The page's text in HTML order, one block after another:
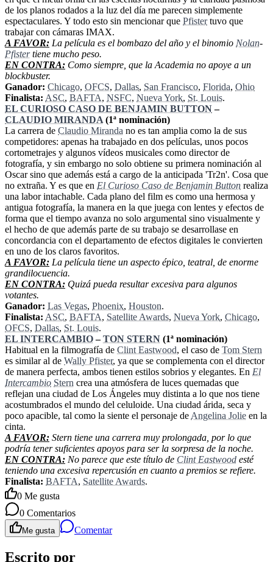
de los planos rodados a la luz del día me parecen simplemente
espectaculares. Y todo esto sin mencionar que Pfistertuvo que
trabajar con cámaras IMAX.
A FAVOR: La película es el bombazo del año y el binomio Nolan-
Pfistertiene mucho peso.
EN CONTRA: Como siempre, que la Academia no apoye a un
blockbuster.
Ganador: Chicago, OFCS, Dallas, San Francisco, Florida, Ohio
Finalista: ASC, BAFTA, NSFC, Nueva York, St. Louis.
EL CURIOSO CASO DE BENJAMIN BUTTON–
CLAUDIO MIRANDA (1ª nominación)
La carrera de Claudio Miranda no es tan amplia como la de sus
competidores: apenas ha trabajado en dos películas, unos pocos
cortometrajes y algunos vídeos musicales como director de
fotografía, y sin embargo no solo obtiene su primera nominación al
Oscar sino que además está a cargo de la anticipada 'Tr2n'. Cosa que
no extraña. Y es que en El Curioso Caso de Benjamin Button realiza
una labor intachable. Cada plano del film es como una hermosa y
antigua fotografía, la manera en la que juega con lentes y efectos de
forma que el tiempo avanza no solo argumental sino visualmente y
el hecho de que además parte de su trabajo se desarrollase en
concordancia con el departamento de efectos digitales le convierten
en uno de los claros favoritos.
A FAVOR: La película tiene un aspecto épico, teatral, de enorme
grandilocuencia.
EN CONTRA: Quizá pueda resultar excesiva para algunos
votantes.
Ganador: Las Vegas, Phoenix, Houston.
Finalista: ASC, BAFTA, Satellite Awards, Nueva York, Chicago,
OFCS, Dallas, St. Louis.
EL INTERCAMBIO–TON STERN (1ª nominación)
Habitual en la filmografía de Clint Eastwood, el caso de Tom Stern
es similar al de Wally Pfister, ya que se complementa con el director
de manera perfecta, ambos tienen estilos sobrios y elegantes. En El
Intercambio Stern crea una atmósfera de luces quemadas que
reflejan una ciudad de Los Ángeles muy distinta a lo que nos tiene
acostumbrados el mundo del celuloide. Una ciudad árida, seca y
poco apacible, tal como la siente el personaje de Angelina Jolie en la
cinta.
A FAVOR: Stern tiene una carrera muy prolongada, por lo que
podría tener suficientes apoyos para ser la sorpresa de la noche.
EN CONTRA: No parece que este título de Clint Eastwood esté
teniendo una excesiva repercusión en cuanto a premios se refiere.
Finalista: BAFTA, Satellite Awards.
0 Me gusta
0 Comentarios
Me gusta Comentar
Escrito por